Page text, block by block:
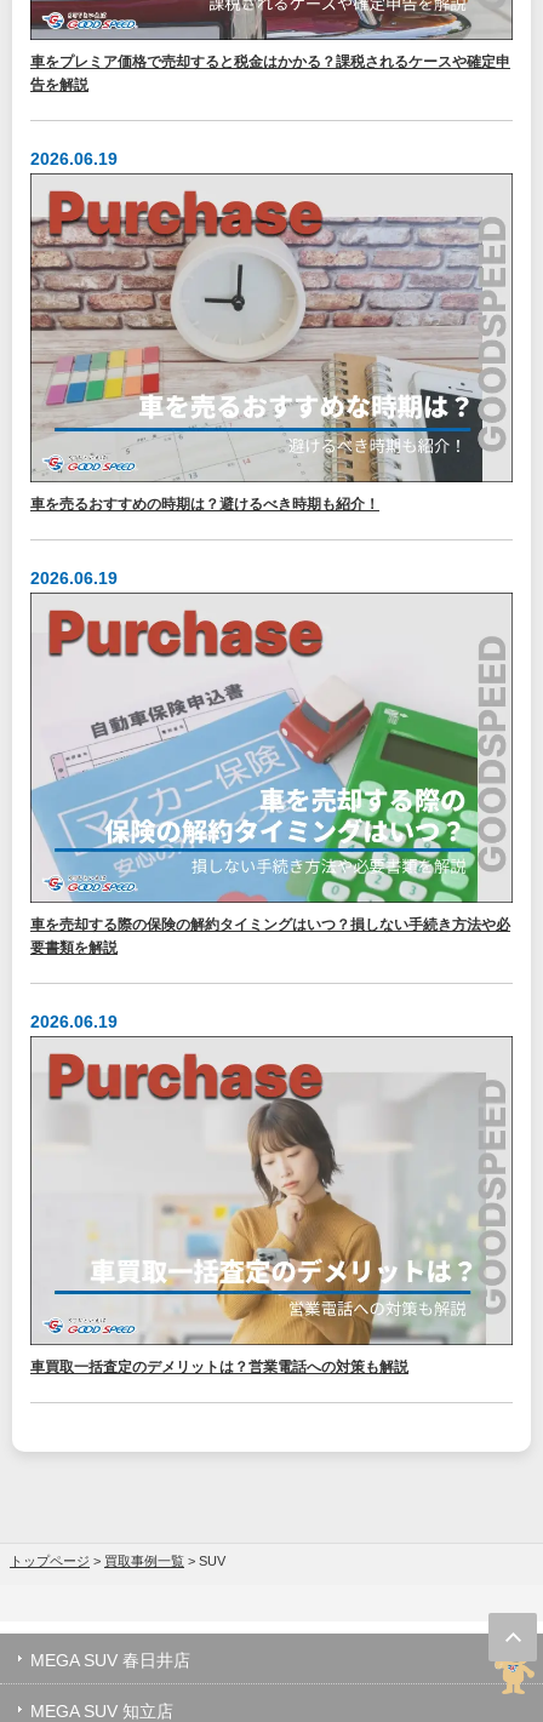
車をプレミア価格で売却すると税金はかかる？課税されるケースや確定申
告を解説
2026.06.19
車を売るおすすめの時期は？避けるべき時期も紹介！
2026.06.19
車を売却する際の保険の解約タイミングはいつ？損しない手続き方法や必
要書類を解説
2026.06.19
車買取一括査定のデメリットは？営業電話への対策も解説
トップページ > 買取事例一覧 > SUV
MEGA SUV 春日井店
MEGA SUV 知立店